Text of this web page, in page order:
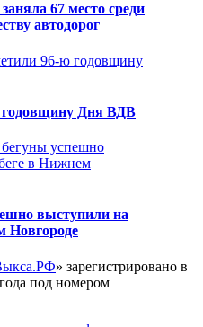
67 место среди
автодорог
Дня ВДВ
выступили на
Новгороде
» зарегистрировано в
под номером